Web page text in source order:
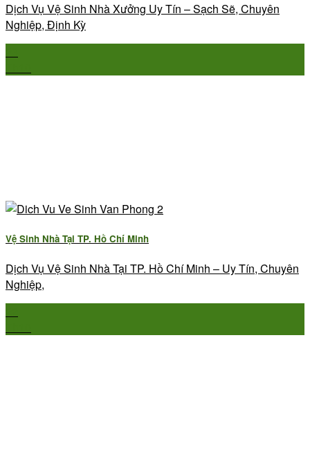
Dịch Vụ Vệ Sinh Nhà Xưởng Uy Tín – Sạch Sẽ, Chuyên
Nghiệp, Định Kỳ
Vệ Sinh Nhà Tại TP. Hồ Chí Minh
Dịch Vụ Vệ Sinh Nhà Tại TP. Hồ Chí Minh – Uy Tín, Chuyên
Nghiệp,